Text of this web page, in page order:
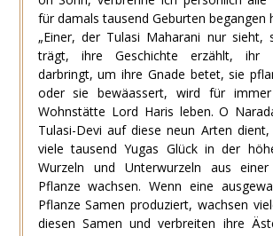
für damals tausend Geburten begangen
„Einer, der Tulasi Maharani nur sieht,
trägt, ihre Geschichte erzählt, ihr
darbringt, um ihre Gnade betet, sie
oder sie bewäassert, wird für
Wohnstätte Lord Haris leben. O
Tulasi-Devi auf diese neun Arten
viele tausend Yugas Glück in der
Wurzeln und Unterwurzeln aus
Pflanze wachsen. Wenn eine
Pflanze Samen produziert, wachsen
diesen Samen und verbreiten ihre